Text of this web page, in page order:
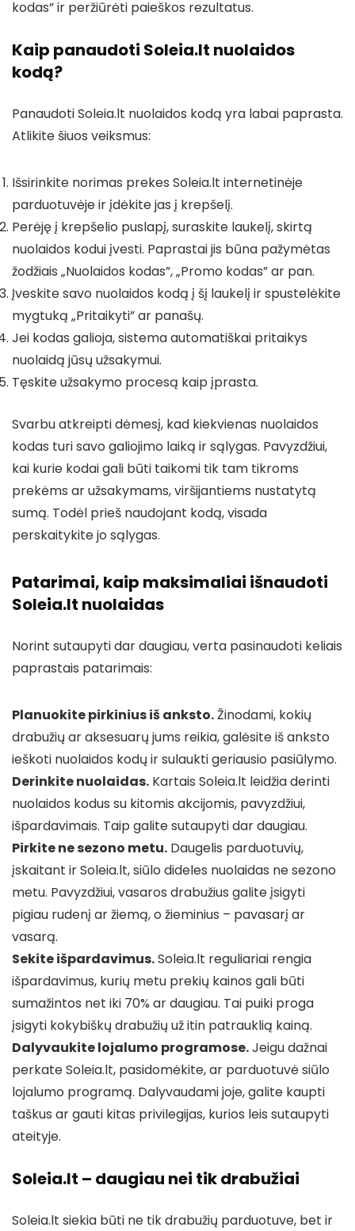
kodas” ir peržiūrėti paieškos rezultatus.
Kaip panaudoti Soleia.lt nuolaidos
kodą?
Panaudoti Soleia.lt nuolaidos kodą yra labai paprasta.
Atlikite šiuos veiksmus:
Išsirinkite norimas prekes Soleia.lt internetinėje
parduotuvėje ir įdėkite jas į krepšelį.
Perėję į krepšelio puslapį, suraskite laukelį, skirtą
nuolaidos kodui įvesti. Paprastai jis būna pažymėtas
žodžiais „Nuolaidos kodas”, „Promo kodas” ar pan.
Įveskite savo nuolaidos kodą į šį laukelį ir spustelėkite
mygtuką „Pritaikyti” ar panašų.
Jei kodas galioja, sistema automatiškai pritaikys
nuolaidą jūsų užsakymui.
Tęskite užsakymo procesą kaip įprasta.
Svarbu atkreipti dėmesį, kad kiekvienas nuolaidos
kodas turi savo galiojimo laiką ir sąlygas. Pavyzdžiui,
kai kurie kodai gali būti taikomi tik tam tikroms
prekėms ar užsakymams, viršijantiems nustatytą
sumą. Todėl prieš naudojant kodą, visada
perskaitykite jo sąlygas.
Patarimai, kaip maksimaliai išnaudoti
Soleia.lt nuolaidas
Norint sutaupyti dar daugiau, verta pasinaudoti keliais
paprastais patarimais:
Planuokite pirkinius iš anksto.Žinodami, kokių
drabužių ar aksesuarų jums reikia, galėsite iš anksto
ieškoti nuolaidos kodų ir sulaukti geriausio pasiūlymo.
Derinkite nuolaidas. Kartais Soleia.lt leidžia derinti
nuolaidos kodus su kitomis akcijomis, pavyzdžiui,
išpardavimais. Taip galite sutaupyti dar daugiau.
Pirkite ne sezono metu. Daugelis parduotuvių,
įskaitant ir Soleia.lt, siūlo dideles nuolaidas ne sezono
metu. Pavyzdžiui, vasaros drabužius galite įsigyti
pigiau rudenį ar žiemą, o žieminius – pavasarį ar
vasarą.
Sekite išpardavimus.Soleia.lt reguliariai rengia
išpardavimus, kurių metu prekių kainos gali būti
sumažintos net iki 70% ar daugiau. Tai puiki proga
įsigyti kokybiškų drabužių už itin patrauklią kainą.
Dalyvaukite lojalumo programose.Jeigu dažnai
perkate Soleia.lt, pasidomėkite, ar parduotuvė siūlo
lojalumo programą. Dalyvaudami joje, galite kaupti
taškus ar gauti kitas privilegijas, kurios leis sutaupyti
ateityje.
Soleia.lt – daugiau nei tik drabužiai
Soleia.lt siekia būti ne tik drabužių parduotuve, bet ir